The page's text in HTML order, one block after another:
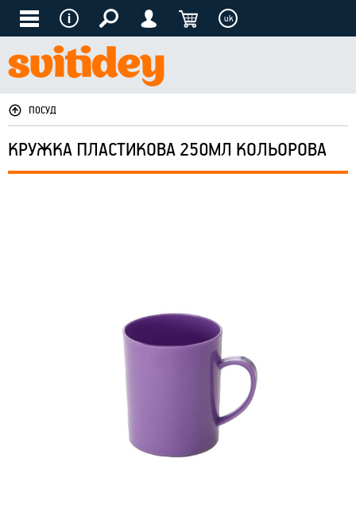
uk
ПОСУД
КРУЖКА ПЛАСТИКОВА 250МЛ КОЛЬОРОВА